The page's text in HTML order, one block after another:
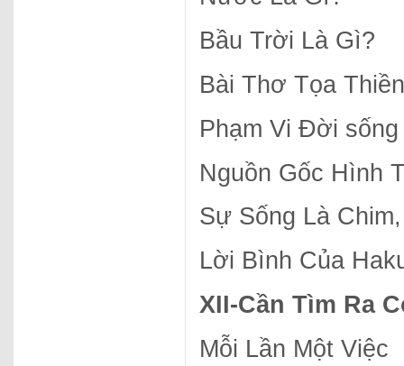
Bầu Trời Là Gì?
Bài Thơ Tọa
Phạm Vi Đời sống
Nguồn Gốc Hình
Sự Sống Là
Lời Bình Của
XII-Cần Tìm Ra
Mỗi Lần Một Việc